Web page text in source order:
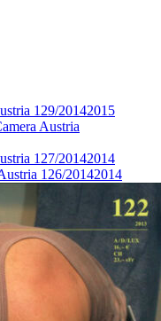
129/20142015
Austria
127/20142014
126/20142014